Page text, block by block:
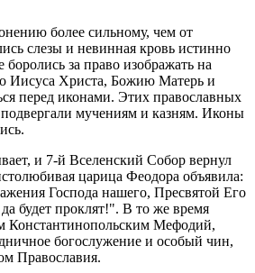
более сильному, чем от
слезы и невинная кровь истинно
за право изображать на
Иисуса Христа, Божию Матерь и
перед иконами. Этих православных
мучениям и казням. Иконы
и 7-й Вселенский Собор вернул
царица Феодора объявила:
Господа нашего, Пресвятой Его
будет проклят!". В то же время
Константинопольским Мефодий,
богослужение и особый чин,
Православия.